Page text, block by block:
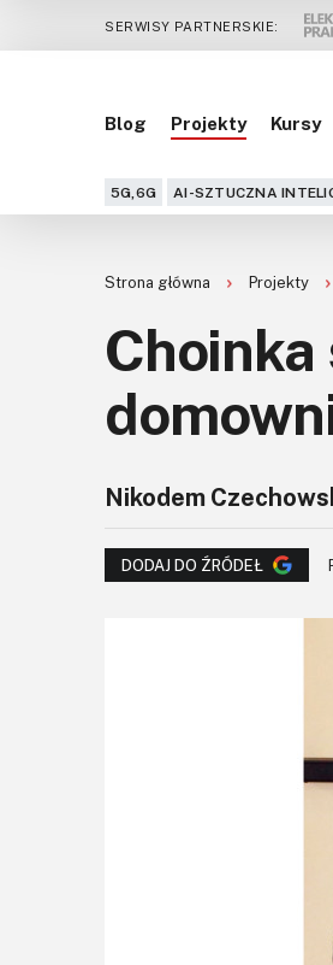
SERWISY PARTNERSKIE:
Blog Projekty Kursy
5G,6G AI-SZTUCZNA
Strona główna Projekty
Nikodem
DODAJ DO ŹRÓDEŁ